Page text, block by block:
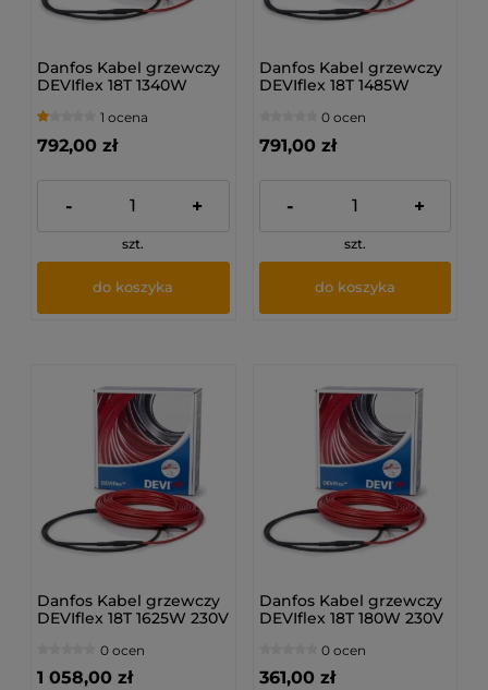
Danfos Kabel grzewczy
DEVIflex 18T 1340W
1 ocena
792,00 zł
- +
szt.
do koszyka
Danfos Kabel grzewczy
DEVIflex 18T 1485W
0 ocen
791,00 zł
- +
szt.
do koszyka
Danfos Kabel grzewczy
DEVIflex 18T 1625W 230V
0 ocen
1 058,00 zł
Danfos Kabel grzewczy
DEVIflex 18T 180W 230V
0 ocen
361,00 zł